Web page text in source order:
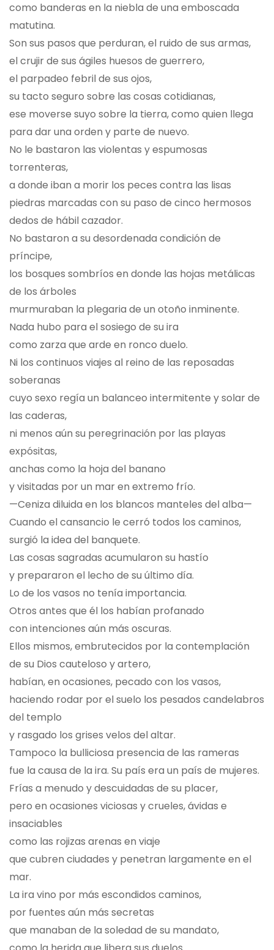
como banderas en la niebla de una emboscada
matutina.
Son sus pasos que perduran, el ruido de sus armas,
el crujir de sus ágiles huesos de guerrero,
el parpadeo febril de sus ojos,
su tacto seguro sobre las cosas cotidianas,
ese moverse suyo sobre la tierra, como quien llega
para dar una orden y parte de nuevo.
No le bastaron las violentas y espumosas
torrenteras,
a donde iban a morir los peces contra las lisas
piedras marcadas con su paso de cinco hermosos
dedos de hábil cazador.
No bastaron a su desordenada condición de
príncipe,
los bosques sombríos en donde las hojas metálicas
de los árboles
murmuraban la plegaria de un otoño inminente.
Nada hubo para el sosiego de su ira
como zarza que arde en ronco duelo.
Ni los continuos viajes al reino de las reposadas
soberanas
cuyo sexo regía un balanceo intermitente y solar de
las caderas,
ni menos aún su peregrinación por las playas
expósitas,
anchas como la hoja del banano
y visitadas por un mar en extremo frío.
—Ceniza diluida en los blancos manteles del alba—
Cuando el cansancio le cerró todos los caminos,
surgió la idea del banquete.
Las cosas sagradas acumularon su hastío
y prepararon el lecho de su último día.
Lo de los vasos no tenía importancia.
Otros antes que él los habían profanado
con intenciones aún más oscuras.
Ellos mismos, embrutecidos por la contemplación
de su Dios cauteloso y artero,
habían, en ocasiones, pecado con los vasos,
haciendo rodar por el suelo los pesados candelabros
del templo
y rasgado los grises velos del altar.
Tampoco la bulliciosa presencia de las rameras
fue la causa de la ira. Su país era un país de mujeres.
Frías a menudo y descuidadas de su placer,
pero en ocasiones viciosas y crueles, ávidas e
insaciables
como las rojizas arenas en viaje
que cubren ciudades y penetran largamente en el
mar.
La ira vino por más escondidos caminos,
por fuentes aún más secretas
que manaban de la soledad de su mandato,